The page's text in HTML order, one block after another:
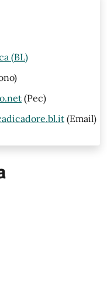
(BL)
(Pec)
(Email)